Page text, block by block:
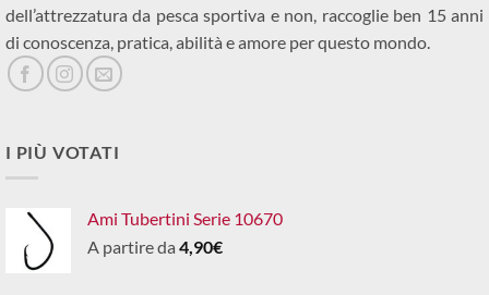
dell’attrezzatura da pesca sportiva e non, raccoglie ben 15 anni
di conoscenza, pratica, abilità e amore per questo mondo.
I PIÙ VOTATI
Ami Tubertini Serie 10670
A partire da 4,90€